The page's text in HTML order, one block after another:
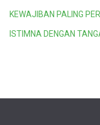
KEWAJIBAN PALING
ISTIMNA DENGAN